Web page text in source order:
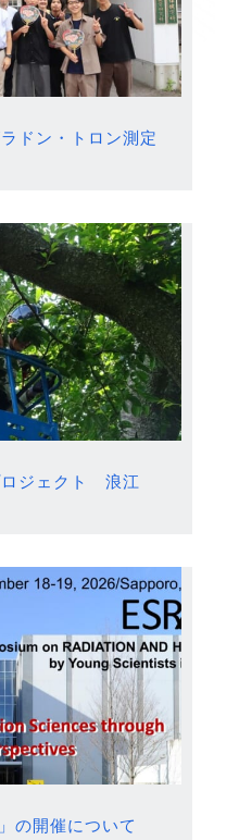
ドン・トロン測定
ロジェクト 浪江
の開催について